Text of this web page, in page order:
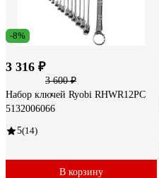
-8%
3 316 ₽
3 600 ₽
Набор ключей Ryobi RHWR12PC
5132006066
5(14)
В корзину